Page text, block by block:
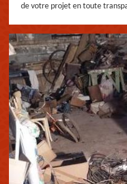
de votre projet en toute